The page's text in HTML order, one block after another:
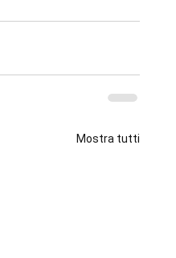
Mostra tutti